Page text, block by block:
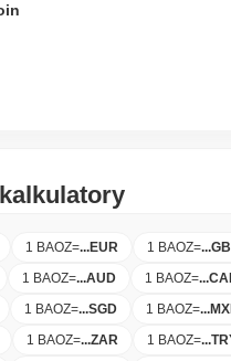
1 BAOZ=...EUR 1 BAOZ=...
1 BAOZ=...AUD 1 BAOZ=...
1 BAOZ=...SGD 1 BAOZ=...
1 BAOZ=...ZAR 1 BAOZ=...